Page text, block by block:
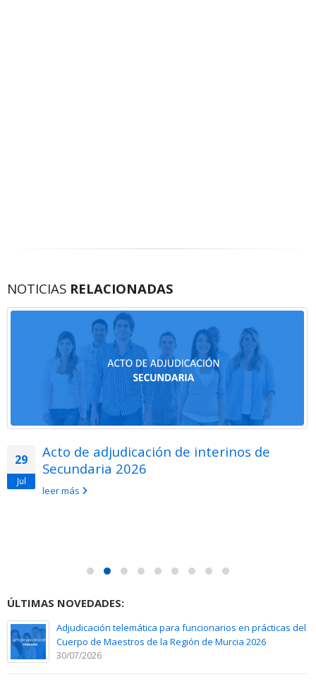
NOTICIAS RELACIONADAS
29
Jul
Acto de adjudicación de interinos de
Secundaria 2026
leer más
ÚLTIMAS NOVEDADES:
Adjudicación telemática para funcionarios en prácticas del
Cuerpo de Maestros de la Región de Murcia 2026
30/07/2026